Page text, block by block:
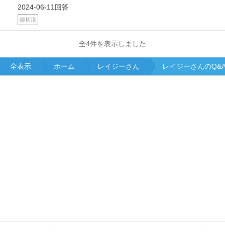
2024-06-11回答
締切済
全4件を表示しました
全表示 ホーム レイジーさん レイジーさんの